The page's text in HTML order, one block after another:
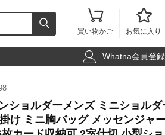


買い物かご

お気に入り
 Whatna会員登
ショルダーメンズ ミニショル
け ミニ胸バッグ メッセンジャ